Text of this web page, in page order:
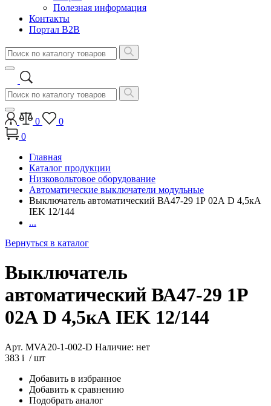
Полезная информация
Контакты
Портал B2B
0
0
0
Главная
Каталог продукции
Низковольтовое оборудование
Автоматические выключатели модульные
Выключатель автоматический ВА47-29 1Р 02А D 4,5кА
IEK 12/144
...
Вернуться в каталог
Выключатель
автоматический ВА47-29 1Р
02А D 4,5кА IEK 12/144
Арт. MVA20-1-002-D Наличие: нет
383 i / шт
Добавить в избранное
Добавить к сравнению
Подобрать аналог